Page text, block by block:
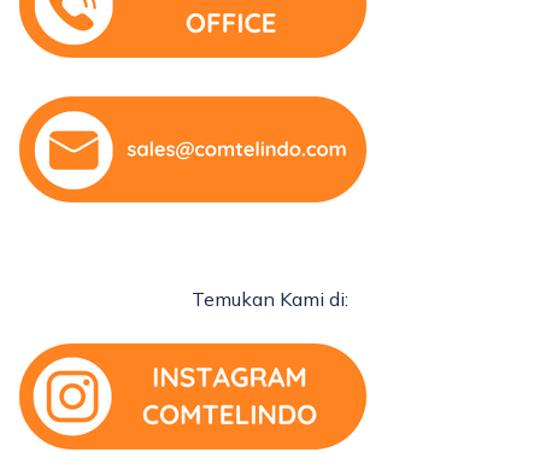
Temukan Kami di: